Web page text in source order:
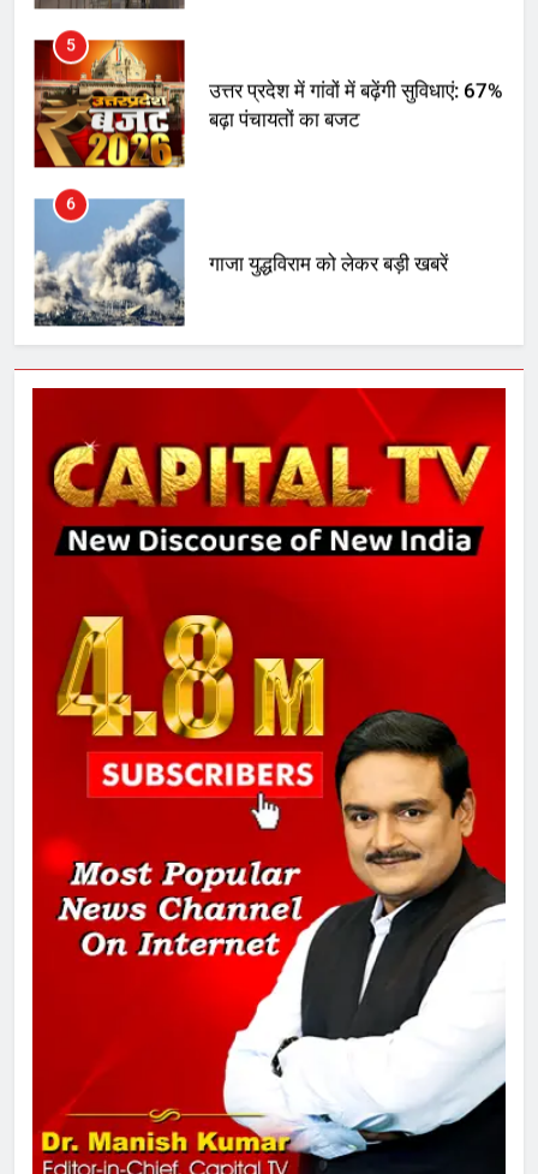
5
उत्तर प्रदेश में गांवों में बढ़ेंगी सुविधाएं: 67%
बढ़ा पंचायतों का बजट
6
गाजा युद्धविराम को लेकर बड़ी खबरें
7
चुनाव से पहले लालू परिवार पर बड़ा झटका,
दिल्ली कोर्ट ने IRCTC घोटाले में आरोप
तय किए
8
सुप्रीम कोर्ट ने राहुल गांधी के ‘वोट चोरी’
मां को गाली पर कोर्ट का समन जारी
1
अमर शहीद ठाकुर रोशन सिंह के नाम पर
स्वरूप रानी नेहरू चिकित्सालय का
नामकरण करने की मांग को लेकर
अनिश्चितकालीन धरना शुरू
289 एकड़ भूमि पर विकसित होगा कार्बन-
फ्री डेटा सेंटर, हजारों उच्च-कुशल
रोजगार सृजन की संभावना
UP में ग्रामीण बिजली आपूर्ति से कृषि,
डेयरी, कुटीर उद्योग और स्वरोजगार को
मिला बढ़ावा
4